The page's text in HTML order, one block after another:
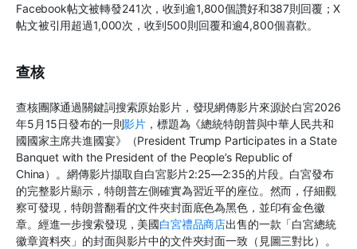
Facebook帖文被轉發241次，收到逾1,800個讚好和387則回覆；X
帖文被引用超過1,000次，收到500則回覆和逾4,800個喜歡。
查核
查核團隊通過關鍵詞搜索原始影片，發現網傳影片來源於白宮2026
年5月15日發布的一則影片 ，標題為《總統特朗普與中華人民共和
國國家主席共進國宴》（President Trump Participates in a State
Banquet with the President of the People’s Republic of
China）。網傳影片擷取自白宮影片2:25—2:35的片段。白宮發布
的完整影片顯示，特朗普左側確實為習近平的座位。然而，仔細觀
察可發現，特朗普翻看的文件夾封面底色為黑色，並印有金色徽
章。經進一步搜索發現，美國白宮禮品商店出售的一款「白宮總統
徽章資料夾」的封面與影片中的文件夾封面一致（見圖三對比）。